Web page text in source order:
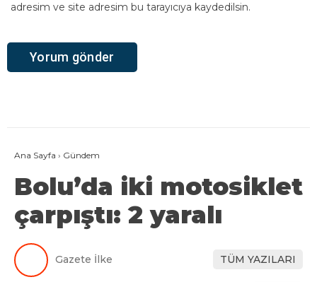
adresim ve site adresim bu tarayıcıya kaydedilsin.
Ana Sayfa › Gündem
Bolu’da iki motosiklet
çarpıştı: 2 yaralı
Gazete İlke TÜM YAZILARI